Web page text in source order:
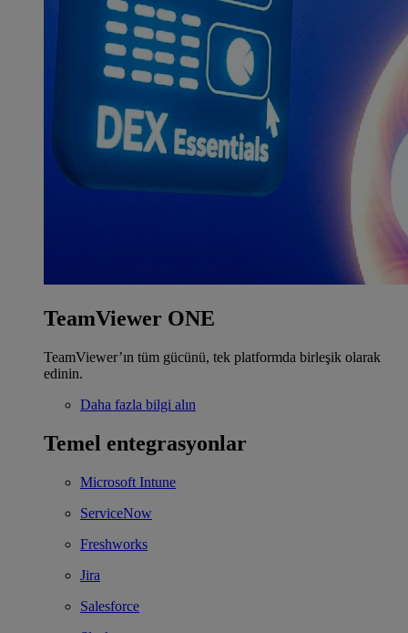
TeamViewer ONE
TeamViewer’ın tüm gücünü, tek platformda birleşik olarak
edinin.
Daha fazla bilgi alın
Temel entegrasyonlar
Microsoft Intune
ServiceNow
Freshworks
Jira
Salesforce